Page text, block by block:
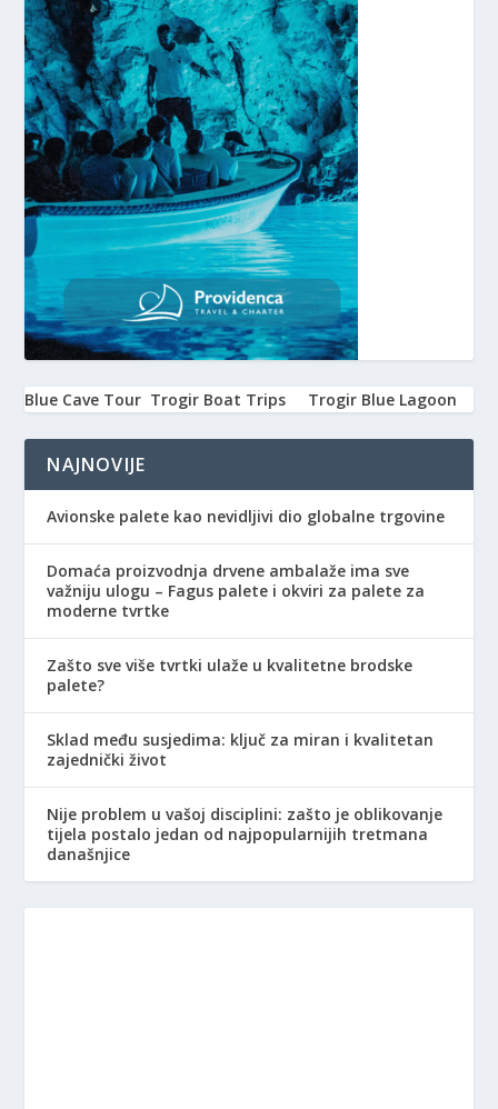
Blue Cave Tour Trogir Boat Trips Trogir Blue Lagoon
NAJNOVIJE
Avionske palete kao nevidljivi dio globalne trgovine
Domaća proizvodnja drvene ambalaže ima sve
važniju ulogu – Fagus palete i okviri za palete za
moderne tvrtke
Zašto sve više tvrtki ulaže u kvalitetne brodske
palete?
Sklad među susjedima: ključ za miran i kvalitetan
zajednički život
Nije problem u vašoj disciplini: zašto je oblikovanje
tijela postalo jedan od najpopularnijih tretmana
današnjice